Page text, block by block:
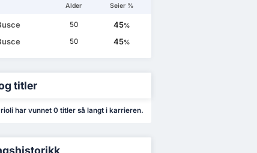
Alder Seier %
50 45%
50 45%
titler
har vunnet 0 titler så langt i karrieren.